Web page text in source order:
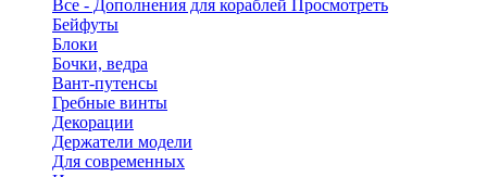
Все - Дополнения для кораблей Просмотреть
Бейфуты
Блоки
Бочки, ведра
Вант-путенсы
Гребные винты
Декорации
Держатели модели
Для современных